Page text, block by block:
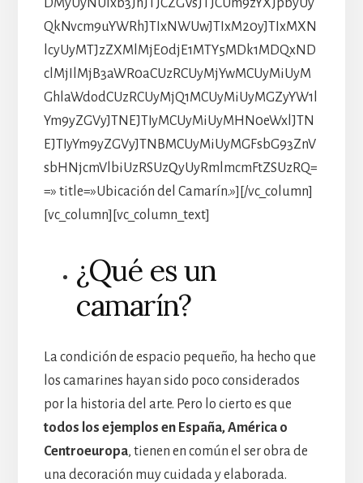
QkNvcm9uYWRhJTIxNWUwJTIxM20yJTIxMXN
lcyUyMTJzZXMlMjE0djE1MTY5MDk1MDQxND
clMjIlMjB3aWR0aCUzRCUyMjYwMCUyMiUyM
GhlaWdodCUzRCUyMjQ1MCUyMiUyMGZyYW1l
Ym9yZGVyJTNEJTIyMCUyMiUyMHN0eWxlJTN
EJTIyYm9yZGVyJTNBMCUyMiUyMGFsbG93ZnV
sbHNjcmVlbiUzRSUzQyUyRmlmcmFtZSUzRQ=
=» title=»Ubicación del Camarín.»][/vc_column]
[vc_column][vc_column_text]
¿Qué es un
camarín?
La condición de espacio pequeño, ha hecho que
los camarines hayan sido poco considerados
por la historia del arte. Pero lo cierto es que
todos los ejemplos en España, América o
Centroeuropa, tienen en común el ser obra de
una decoración muy cuidada y elaborada.